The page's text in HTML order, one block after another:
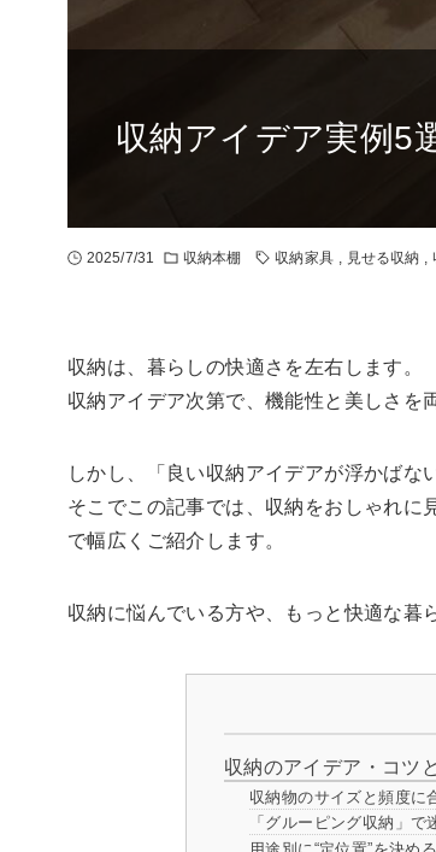
収納アイデア実例5
2025/7/31 収納本棚 収納家具 , 見せる収納 ,
収納は、暮らしの快適さを左右します。
収納アイデア次第で、機能性と美しさを
しかし、「良い収納アイデアが浮かば
そこでこの記事では、収納をおしゃれに
で幅広くご紹介します。
収納に悩んでいる方や、もっと快適な暮
収納のアイデア・コツ
収納物のサイズと頻度に
「グルーピング収納」で